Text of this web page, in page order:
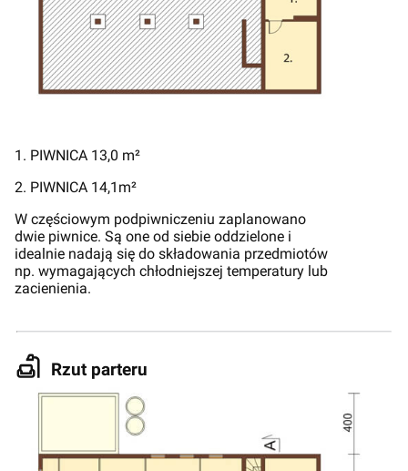
1. PIWNICA 13,0 m²
2. PIWNICA 14,1m²
W częściowym podpiwniczeniu zaplanowano
dwie piwnice. Są one od siebie oddzielone i
idealnie nadają się do składowania przedmiotów
np. wymagających chłodniejszej temperatury lub
zacienienia.
Rzut parteru